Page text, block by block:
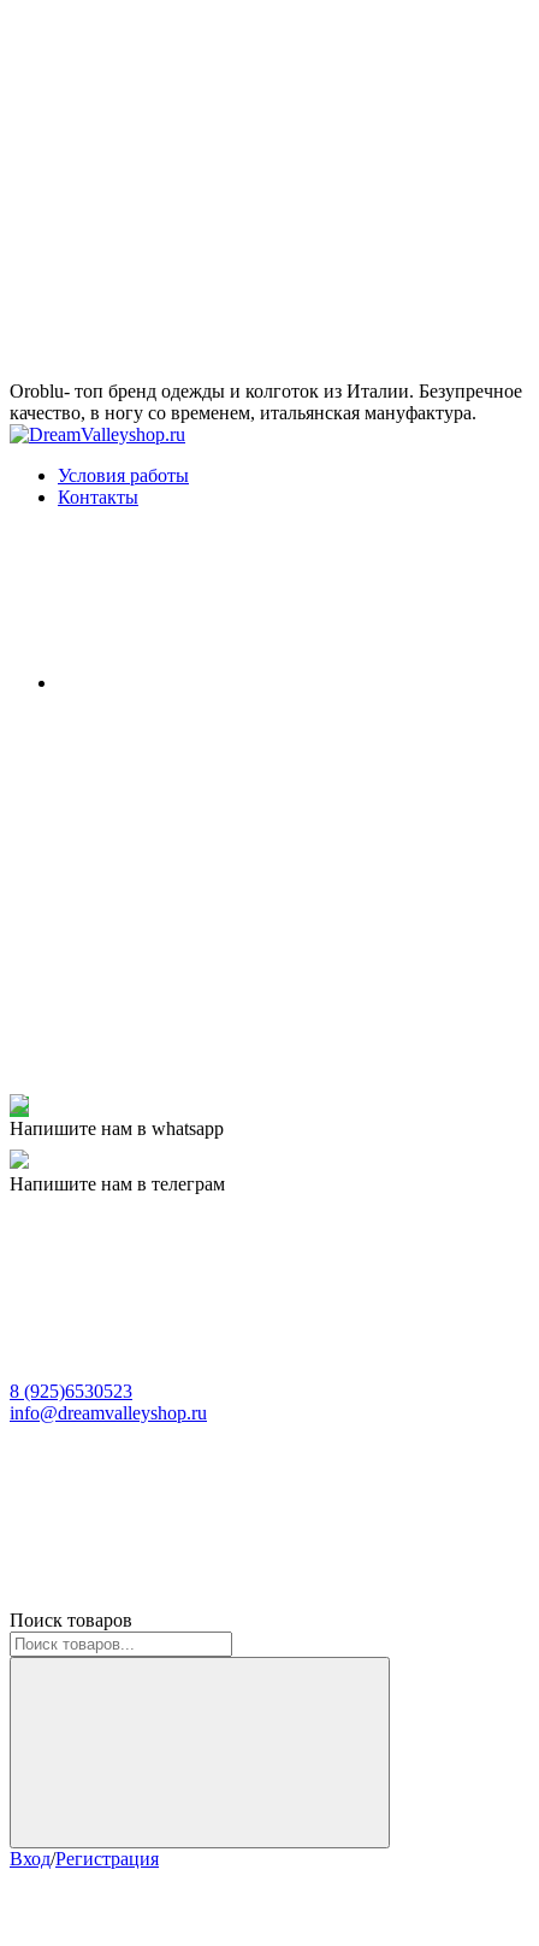
Oroblu- топ бренд одежды и колготок из Италии. Безупречное
качество, в ногу со временем, итальянская мануфактура.
Условия работы
Контакты
Напишите нам в whatsapp
Напишите нам в телеграм
8 (925)6530523
info@dreamvalleyshop.ru
Поиск товаров
Вход/Регистрация